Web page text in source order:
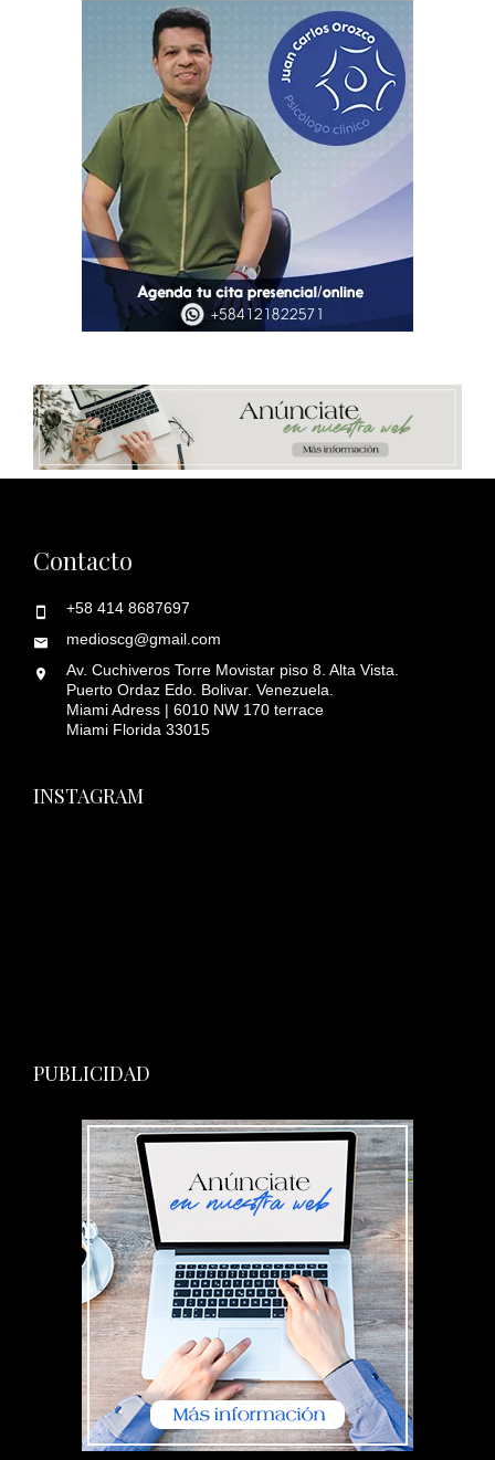
Contacto
+58 414 8687697
medioscg@gmail.com
Av. Cuchiveros Torre Movistar piso 8. Alta Vista.
Puerto Ordaz Edo. Bolivar. Venezuela.
Miami Adress | 6010 NW 170 terrace
Miami Florida 33015
INSTAGRAM
PUBLICIDAD